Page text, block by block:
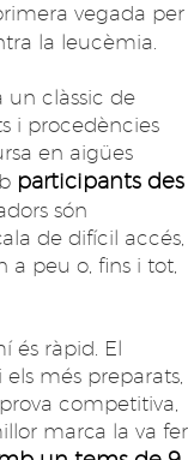
vegada per
la leucèmia.
un clàssic de
i procedències
en aigües
participants des
són
de difícil accés,
a peu o, fins i tot,
és ràpid. El
més preparats,
competitiva,
marca la va fer